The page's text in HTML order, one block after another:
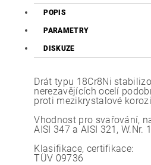
POPIS
PARAMETRY
DISKUZE
Drát typu 18Cr8Ni
nerezavějících ocelí
proti mezikrystalové
Vhodnost pro svařování,
AISI 347 a AISI 321, W.Nr.
Klasifikace, certifikace:
TÜV 09736